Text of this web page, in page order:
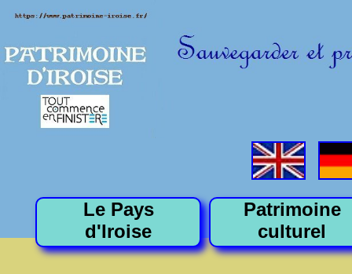
Le Pays
d'Iroise
Patrimoine
culturel